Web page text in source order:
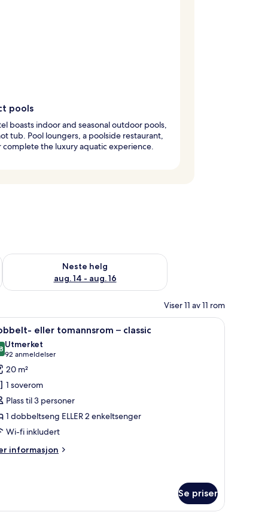
pools
boasts indoor and seasonal outdoor pools,
tub. Pool loungers, a poolside restaurant,
complete the luxury aquatic experience.
7 - aug. 9
Neste helg
aug. 14 - aug. 16
Sjekk tilgjengelighet for neste helg, aug. 14 - aug. 16
Viser 11 av 11 rom
topp kvalitet, minibar, safe på rommet og skrivebordSengetøy av topp kvalitet, minibar, safe på
5 eller tomannsrom – classic
av 10
Utmerket
92 anmeldelser
(92
anmeldelser)
20 m²
1 soverom
Plass til 3 personer
1 dobbeltseng ELLER 2 enkeltsenger
Wi-fi inkludert
informasjon
Se priser